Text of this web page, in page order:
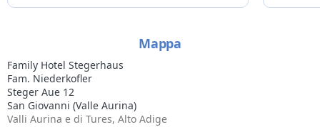
Mappa
Family Hotel Stegerhaus
Fam. Niederkofler
Steger Aue 12
San Giovanni (Valle Aurina)
Valli Aurina e di Tures, Alto Adige